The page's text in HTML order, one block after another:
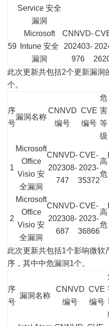
Service 安全
漏洞
59
Microsoft
Intune 安全
漏洞
CNNVD-
202403-
976
此次更新共包括2个更新漏洞
个。
序
号
漏洞名称
CNNVD
编号
CVE
编号
危
害
等
级
1
Microsoft
Office
Visio 安
全漏洞
CNNVD-
202308-
747
CVE-
2023-
35372
高
危
2
Microsoft
Office
Visio 安
全漏洞
CNNVD-
202308-
687
CVE-
2023-
36866
高
危
此次更新共包括1个影响微软
序，其中中危漏洞1个。
序
号
漏洞名称
CNNVD
编号
CVE
编号